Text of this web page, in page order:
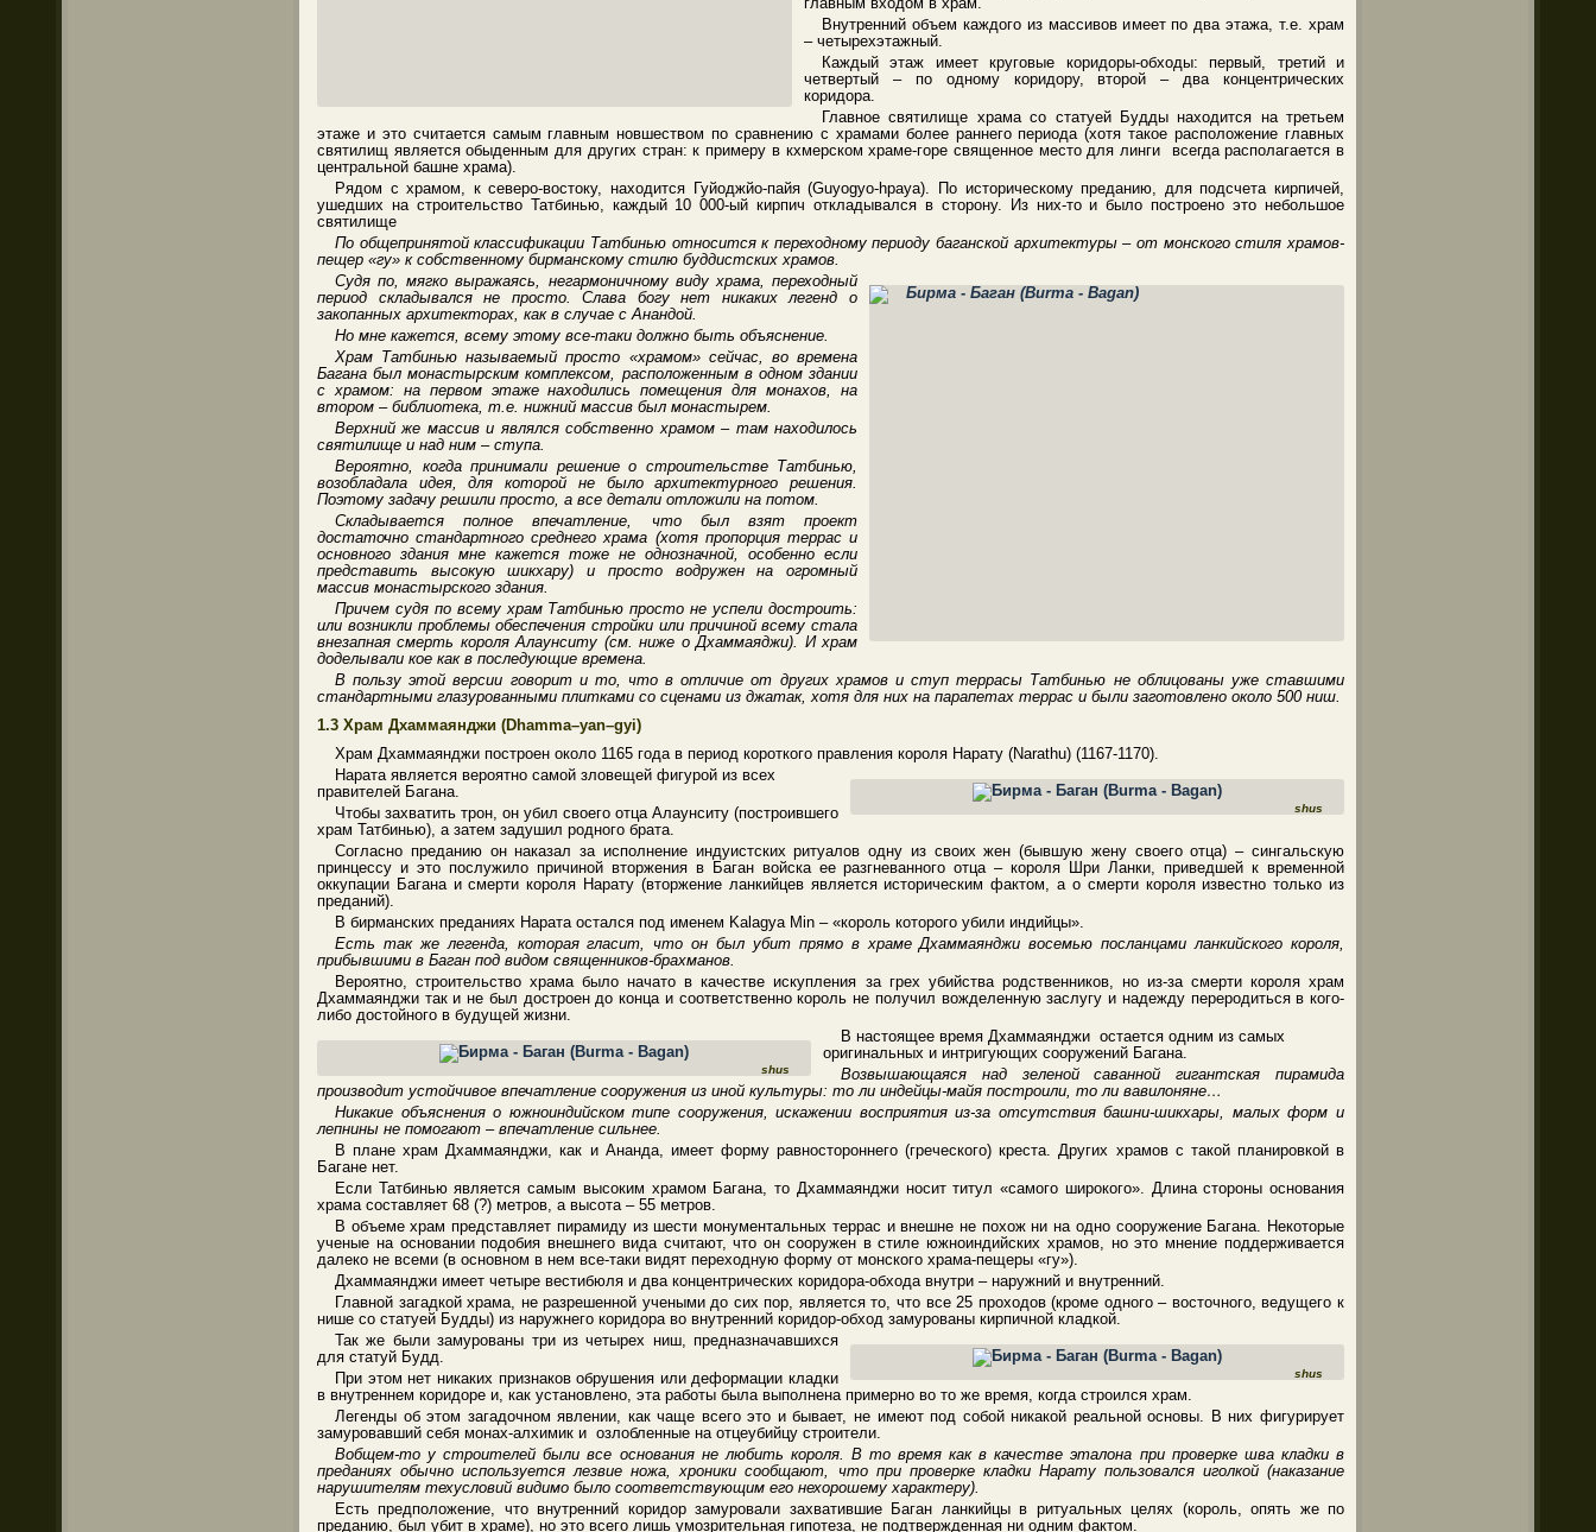
Внутренний объем каждого из массивов имеет по два этажа, т.е. храм
– четырехэтажный.
Каждый этаж имеет круговые коридоры-обходы: первый, третий и
четвертый – по одному коридору, второй – два концентрических
коридора.
Главное святилище храма со статуей Будды находится на третьем
этаже и это считается самым главным новшеством по сравнению с храмами более раннего периода (хотя такое расположение главных
святилищ является обыденным для других стран: к примеру в кхмерском храме-горе священное место для линги всегда располагается в
центральной башне храма).
Рядом с храмом, к северо-востоку, находится Гуйоджйо-пайя (Guyogyo-hpaya). По историческому преданию, для подсчета кирпичей,
ушедших на строительство Татбинью, каждый 10 000-ый кирпич откладывался в сторону. Из них-то и было построено это небольшое
святилище
По общепринятой классификации Татбинью относится к переходному периоду баганской архитектуры – от монского стиля храмов-
пещер «гу» к собственному бирманскому стилю буддистских храмов.
Судя по, мягко выражаясь, негармоничному виду храма, переходный
период складывался не просто. Слава богу нет никаких легенд о
закопанных архитекторах, как в случае с Анандой.
Но мне кажется, всему этому все-таки должно быть объяснение.
Храм Татбинью называемый просто «храмом» сейчас, во времена
Багана был монастырским комплексом, расположенным в одном здании
с храмом: на первом этаже находились помещения для монахов, на
втором – библиотека, т.е. нижний массив был монастырем.
Верхний же массив и являлся собственно храмом – там находилось
святилище и над ним – ступа.
Вероятно, когда принимали решение о строительстве Татбинью,
возобладала идея, для которой не было архитектурного решения.
Поэтому задачу решили просто, а все детали отложили на потом.
Складывается полное впечатление, что был взят проект
достаточно стандартного среднего храма (хотя пропорция террас и
основного здания мне кажется тоже не однозначной, особенно если
представить высокую шикхару) и просто водружен на огромный
массив монастырского здания.
Причем судя по всему храм Татбинью просто не успели достроить:
или возникли проблемы обеспечения стройки или причиной всему стала
внезапная смерть короля Алаунситу (см. ниже о Дхаммаяджи). И храм
доделывали кое как в последующие времена.
В пользу этой версии говорит и то, что в отличие от других храмов и ступ террасы Татбинью не облицованы уже ставшими
стандартными глазурованными плитками со сценами из джатак, хотя для них на парапетах террас и были заготовлено около 500 ниш.
1.3 Храм Дхаммаянджи (Dhamma–yan–gyi)
Храм Дхаммаянджи построен около 1165 года в период короткого правления короля Нарату (Narathu) (1167-1170).
shus
Нарата является вероятно самой зловещей фигурой из всех
правителей Багана.
Чтобы захватить трон, он убил своего отца Алаунситу (построившего
храм Татбинью), а затем задушил родного брата.
Согласно преданию он наказал за исполнение индуистских ритуалов одну из своих жен (бывшую жену своего отца) – сингальскую
принцессу и это послужило причиной вторжения в Баган войска ее разгневанного отца – короля Шри Ланки, приведшей к временной
оккупации Багана и смерти короля Нарату (вторжение ланкийцев является историческим фактом, а о смерти короля известно только из
преданий).
В бирманских преданиях Нарата остался под именем Kalagya Min – «король которого убили индийцы».
Есть так же легенда, которая гласит, что он был убит прямо в храме Дхаммаянджи восемью посланцами ланкийского короля,
прибывшими в Баган под видом священников-брахманов.
Вероятно, строительство храма было начато в качестве искупления за грех убийства родственников, но из-за смерти короля храм
Дхаммаянджи так и не был достроен до конца и соответственно король не получил вожделенную заслугу и надежду переродиться в кого-
либо достойного в будущей жизни.
shus
В настоящее время Дхаммаянджи остается одним из самых
оригинальных и интригующих сооружений Багана.
Возвышающаяся над зеленой саванной гигантская пирамида
производит устойчивое впечатление сооружения из иной культуры: то ли индейцы-майя построили, то ли вавилоняне…
Никакие объяснения о южноиндийском типе сооружения, искажении восприятия из-за отсутствия башни-шикхары, малых форм и
лепнины не помогают – впечатление сильнее.
В плане храм Дхаммаянджи, как и Ананда, имеет форму равностороннего (греческого) креста. Других храмов с такой планировкой в
Багане нет.
Если Татбинью является самым высоким храмом Багана, то Дхаммаянджи носит титул «самого широкого». Длина стороны основания
храма составляет 68 (?) метров, а высота – 55 метров.
В объеме храм представляет пирамиду из шести монументальных террас и внешне не похож ни на одно сооружение Багана. Некоторые
ученые на основании подобия внешнего вида считают, что он сооружен в стиле южноиндийских храмов, но это мнение поддерживается
далеко не всеми (в основном в нем все-таки видят переходную форму от монского храма-пещеры «гу»).
Дхаммаянджи имеет четыре вестибюля и два концентрических коридора-обхода внутри – наружний и внутренний.
Главной загадкой храма, не разрешенной учеными до сих пор, является то, что все 25 проходов (кроме одного – восточного, ведущего к
нише со статуей Будды) из наружнего коридора во внутренний коридор-обход замурованы кирпичной кладкой.
shus
Так же были замурованы три из четырех ниш, предназначавшихся
для статуй Будд.
При этом нет никаких признаков обрушения или деформации кладки
в внутреннем коридоре и, как установлено, эта работы была выполнена примерно во то же время, когда строился храм.
Легенды об этом загадочном явлении, как чаще всего это и бывает, не имеют под собой никакой реальной основы. В них фигурирует
замуровавший себя монах-алхимик и озлобленные на отцеубийцу строители.
Вобщем-то у строителей были все основания не любить короля. В то время как в качестве эталона при проверке шва кладки в
преданиях обычно используется лезвие ножа, хроники сообщают, что при проверке кладки Нарату пользовался иголкой (наказание
нарушителям техусловий видимо было соответствующим его нехорошему характеру).
Есть предположение, что внутренний коридор замуровали захватившие Баган ланкийцы в ритуальных целях (король, опять же по
преданию, был убит в храме), но это всего лишь умозрительная гипотеза, не подтвержденная ни одним фактом.